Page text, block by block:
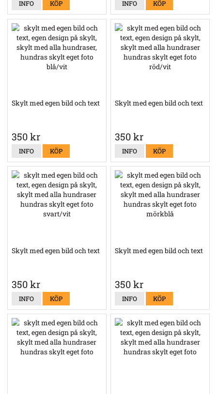
INFO KÖP INFO KÖP
Skylt med egen bild och text
350 kr
INFO KÖP
Skylt med egen bild och text
350 kr
INFO KÖP
Skylt med egen bild och text
350 kr
INFO KÖP
Skylt med egen bild och text
350 kr
INFO KÖP